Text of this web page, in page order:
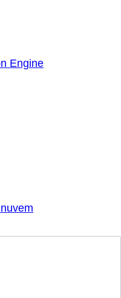
Engine